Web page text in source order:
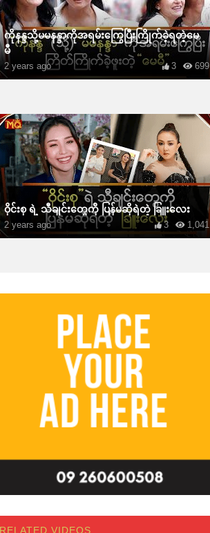
ကိုနန္ဒသို့မမနန္ဒာကိုအရမ်းကြွေပြီးကြိုက်ခဲ့ရတဲ့မေ
မီ
2 years ago 699
3
ဝိုင်းစု ရဲ့ သီချင်းတွေကို ပြန်မဆိုရဲတဲ့ ခြူးလေး
2 years ago 1,041
3
RELATED VIDEOS